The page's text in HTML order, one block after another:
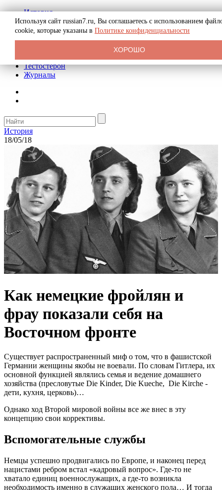
История
Биография
Криминал
Реклама на сайте
Тестостерон
Журналы
История
18/05/18
Как немецкие фройлян и
фрау показали себя на
Восточном фронте
Существует распространенный миф о том, что в фашистской
Германии женщины якобы не воевали. По словам Гитлера, их
основной функцией являлись семья и ведение домашнего
хозяйства (пресловутые Die Kinder, Die Kueche, Die Kirche -
дети, кухня, церковь)…
Однако ход Второй мировой войны все же внес в эту
концепцию свои коррективы.
Вспомогательные службы
Немцы успешно продвигались по Европе, и наконец перед
нацистами ребром встал «кадровый вопрос». Где-то не
хватало единиц военнослужащих, а где-то возникла
необходимость именно в служащих женского пола… И тогда
Используя сайт russian7.ru, Вы соглашаетесь с использованием
cookie, которые указаны в Политике конфиденциальности
ХОРОШО